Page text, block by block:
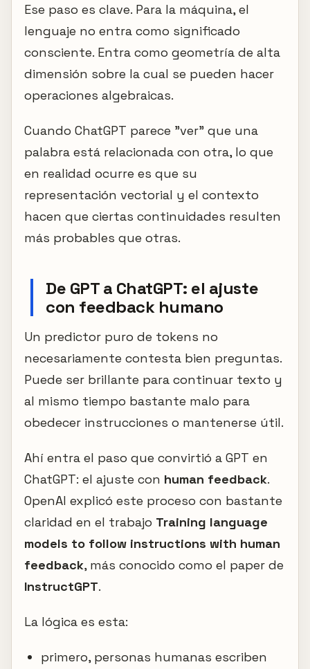
Ese paso es clave. Para la máquina, el
lenguaje no entra como significado
consciente. Entra como geometría de alta
dimensión sobre la cual se pueden hacer
operaciones algebraicas.
Cuando ChatGPT parece "ver" que una
palabra está relacionada con otra, lo que
en realidad ocurre es que su
representación vectorial y el contexto
hacen que ciertas continuidades resulten
más probables que otras.
De GPT a ChatGPT: el ajuste
con feedback humano
Un predictor puro de tokens no
necesariamente contesta bien preguntas.
Puede ser brillante para continuar texto y
al mismo tiempo bastante malo para
obedecer instrucciones o mantenerse útil.
Ahí entra el paso que convirtió a GPT en
ChatGPT: el ajuste con human feedback.
OpenAI explicó este proceso con bastante
claridad en el trabajo Training language
models to follow instructions with human
feedback, más conocido como el paper de
InstructGPT.
La lógica es esta:
primero, personas humanas escriben